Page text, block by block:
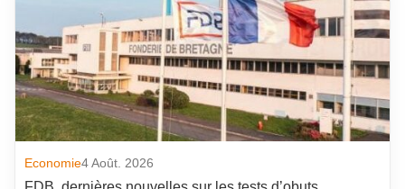
Economie4 Août. 2026